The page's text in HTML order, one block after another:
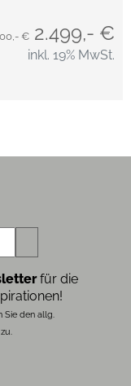
€ 2.499,- €
inkl. 19% MwSt.
für die
Sie den allg.